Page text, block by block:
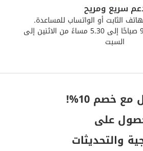
سريع ومريح
الثابت أو الواتساب للمساعدة.
ساعات العمل: – من 9 صباحًا إلى 5.30 مساءً من الاثنين إلى
السبت
قم بطلبك الأول مع خصم 10%!
على
والتحديثات